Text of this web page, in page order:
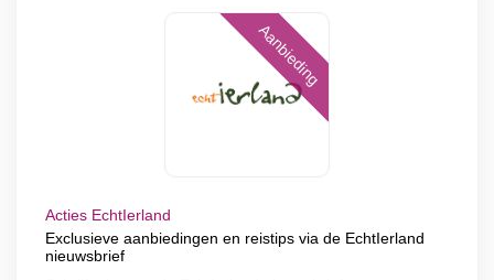
Aanbieding
Acties EchtIerland
Exclusieve aanbiedingen en reistips via de EchtIerland
nieuwsbrief